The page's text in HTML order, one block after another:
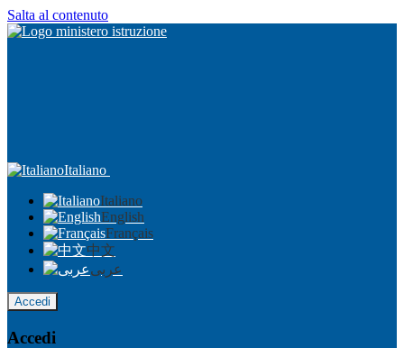
Salta al contenuto
Italiano
Italiano
English
Français
中文
عربى
Accedi
Accedi